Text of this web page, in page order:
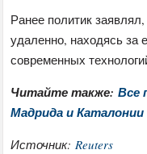
Ранее политик
удаленно, находясь за
современных
Читайте также:Все
Мадрида и Каталонии
Источник:Reuters